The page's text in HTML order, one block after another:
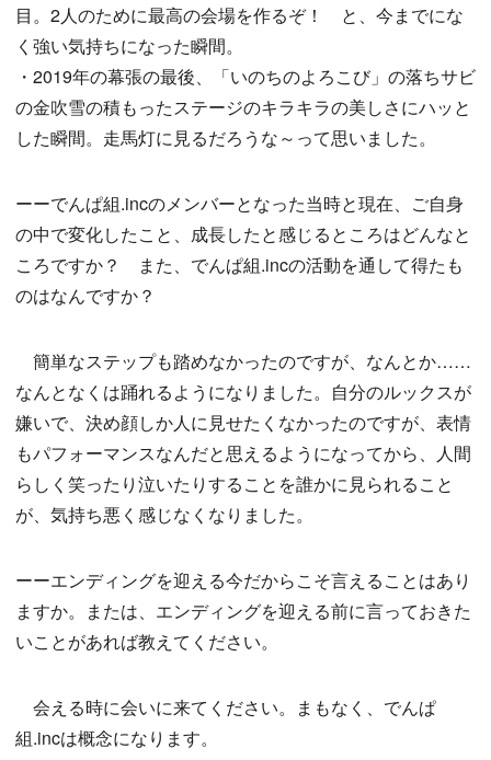
目。2人のために最高の会場を作るぞ！ と、今までにな
く強い気持ちになった瞬間。
・2019年の幕張の最後、「いのちのよろこび」の落ちサビ
の金吹雪の積もったステージのキラキラの美しさにハッと
した瞬間。走馬灯に見るだろうな～って思いました。
ーーでんぱ組.incのメンバーとなった当時と現在、ご自身
の中で変化したこと、成長したと感じるところはどんなと
ころですか？ また、でんぱ組.incの活動を通して得たも
のはなんですか？
簡単なステップも踏めなかったのですが、なんとか……
なんとなくは踊れるようになりました。自分のルックスが
嫌いで、決め顔しか人に見せたくなかったのですが、表情
もパフォーマンスなんだと思えるようになってから、人間
らしく笑ったり泣いたりすることを誰かに見られること
が、気持ち悪く感じなくなりました。
ーーエンディングを迎える今だからこそ言えることはあり
ますか。または、エンディングを迎える前に言っておきた
いことがあれば教えてください。
会える時に会いに来てください。まもなく、でんぱ
組.incは概念になります。